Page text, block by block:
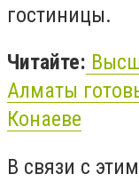
гостиницы.
Читайте:
Алматы
Конаеве
В связи с